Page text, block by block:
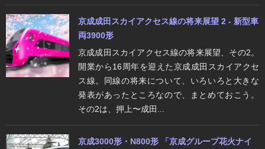
京成成田スカイアクセス線の将来展望 2 - 新型車
両3900形
京成成田スカイアクセス線の将来展望、その2。
開業から16周年を迎えた京成成田スカイアクセ
ス線。同線の将来について、いろいろと大きな
発表があったところなので、まとめておこう。
その2は、押上〜成田...
京成3000形・N800形 「京成グループ花火ナイ